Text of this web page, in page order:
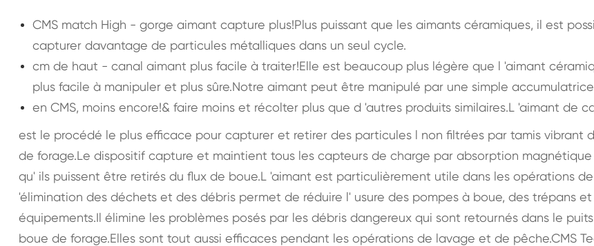
CMS match High - gorge aimant capture plus!Plus puissant que les aimants céramiques, il est
capturer davantage de particules métalliques dans un seul cycle.
cm de haut - canal aimant plus facile à traiter!Elle est beaucoup plus légère que l 'aimant
plus facile à manipuler et plus sûre.Notre aimant peut être manipulé par une simple
en CMS, moins encore!& faire moins et récolter plus que d 'autres produits similaires.L 'aimant de
est le procédé le plus efficace pour capturer et retirer des particules l non filtrées par tamis vibrant
de forage.Le dispositif capture et maintient tous les capteurs de charge par absorption magnétique
qu' ils puissent être retirés du flux de boue.L 'aimant est particulièrement utile dans les opérations
'élimination des déchets et des débris permet de réduire l' usure des pompes à boue, des trépans
équipements.Il élimine les problèmes posés par les débris dangereux qui sont retournés dans le
boue de forage.Elles sont tout aussi efficaces pendant les opérations de lavage et de pêche.CMS